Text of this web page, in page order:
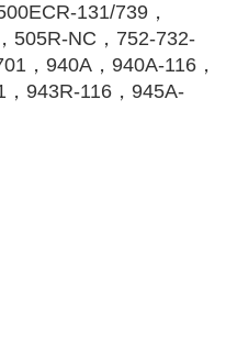
131/739，
505R-NC，752-732-
，940A，940A-116，
943R-116，945A-